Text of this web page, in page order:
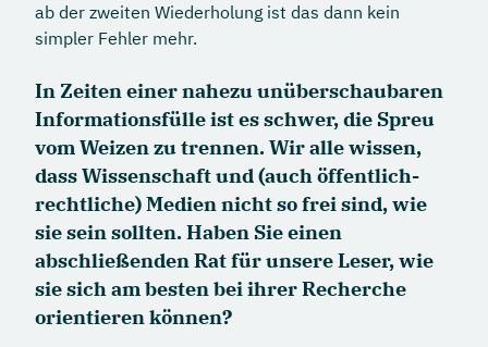
ab der zweiten Wiederholung ist das dann kein
simpler Fehler mehr.
In Zeiten einer nahezu unüberschaubaren
Informationsfülle ist es schwer, die Spreu
vom Weizen zu trennen. Wir alle wissen,
dass Wissenschaft und (auch öffentlich-
rechtliche) Medien nicht so frei sind, wie
sie sein sollten. Haben Sie einen
abschließenden Rat für unsere Leser, wie
sie sich am besten bei ihrer Recherche
orientieren können?